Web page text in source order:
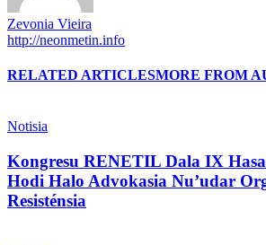
Zevonia Vieira
http://neonmetin.info
RELATED ARTICLESMORE FROM
Notisia
Kongresu RENETIL Dala IX
Hodi Halo Advokasia Nu’udar
Resisténsia